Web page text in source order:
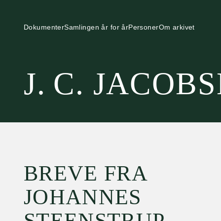
DokumenterSamlingen år for årPersonerOm arkivet
J. C.
BREVE FRA
JOHANNES